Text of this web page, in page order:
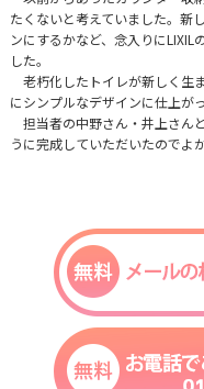
たくないと考えていました。新
ンにするかなど、念入りに
した。
老朽化したトイレが新しく生
にシンプルなデザインに仕上が
担当者の中野さん・井上さん
うに完成していただいたのでよ